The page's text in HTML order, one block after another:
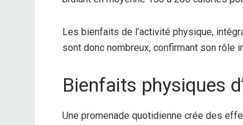
Les bienfaits de l’activité physique,
sont donc nombreux, confirmant son rôle
Bienfaits physiques
Une promenade quotidienne crée des